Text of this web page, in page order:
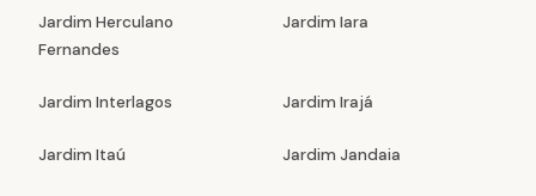
Jardim Herculano
Fernandes
Jardim Iara
Jardim Interlagos Jardim Irajá
Jardim Itaú Jardim Jandaia